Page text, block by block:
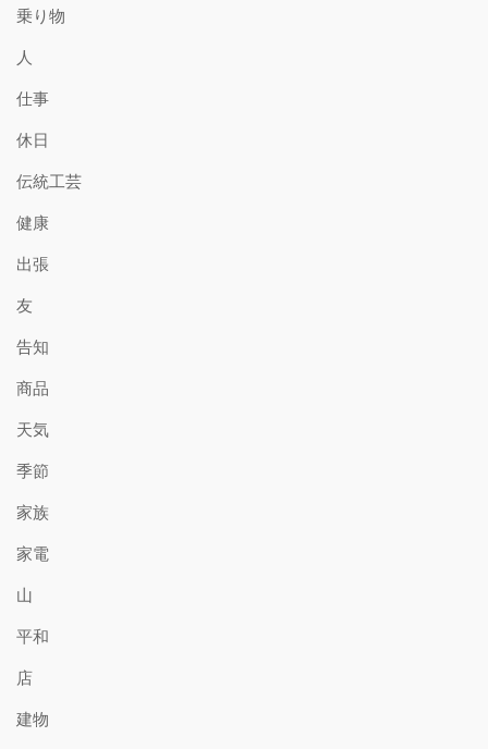
乗り物
人
仕事
休日
伝統工芸
健康
出張
友
告知
商品
天気
季節
家族
家電
山
平和
店
建物